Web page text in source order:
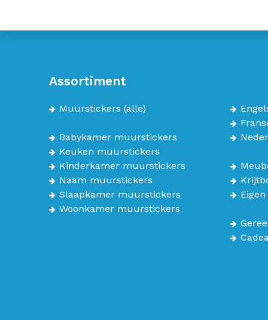
Assortiment
Muurstickers (alle)
Babykamer muurstickers
Keuken muurstickers
Kinderkamer muurstickers
Naam muurstickers
Slaapkamer muurstickers
Woonkamer muurstickers